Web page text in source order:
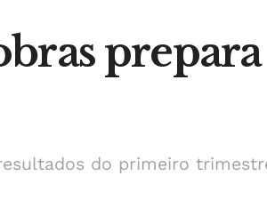
do primeiro